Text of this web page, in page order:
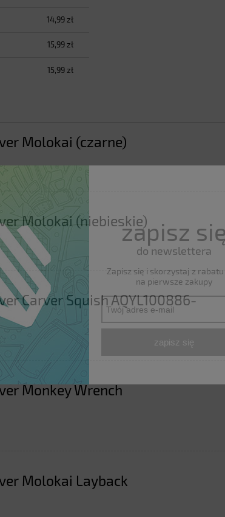
14,99 zł
15,99 zł
15,99 zł
Molokai (czarne)
Molokai (niebieskie)
Carver Squish AQYL100886-
Monkey Wrench
Molokai Layback
zapisz się
do newslettera
Zapisz się i skorzystaj z
na pierwsze zakupy
zapisz się